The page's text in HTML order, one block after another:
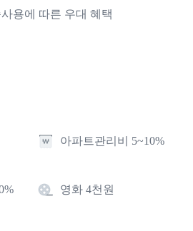
용에 따른 우대 혜택
아파트관리비 5~10%
영화 4천원